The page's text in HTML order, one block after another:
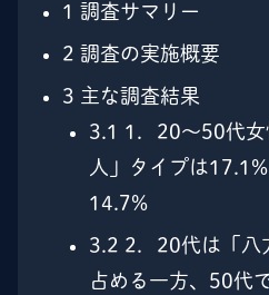
1 調査サマリー
2 調査の実施概要
3 主な調査結果
3.1 1．20～50代女
人」タイプは
14.7%
3.2 2．20代は「八
占める一方、50代